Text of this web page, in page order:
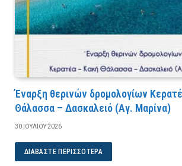
Έναρξη θερινών δρομολογίων
Θάλασσα – Δασκαλειό (Αγ. Μαρίνα)
30 ΙΟΥΛΊΟΥ 2026
ΔΙΑΒΆΣΤΕ ΠΕΡΙΣΣΌΤΕΡΑ